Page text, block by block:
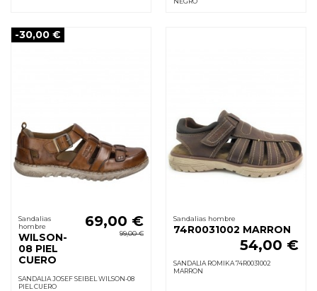
-30,00 €
Sandalias
hombre
WILSON-
08 PIEL
CUERO
69,00 €
99,00 €
SANDALIA JOSEF SEIBEL WILSON-08
PIEL CUERO
Sandalias hombre
74R0031002 MARRON
54,00 €
SANDALIA ROMIKA 74R0031002
MARRON